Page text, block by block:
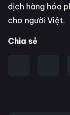
dịch hàng hóa
cho người Việt.
Chia sẻ